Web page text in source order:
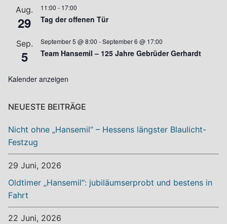
Aug.
29
11:00 - 17:00
Tag der offenen Tür
Sep.
5
September 5 @ 8:00 -September 6 @ 17:00
Team Hansemil – 125 Jahre Gebrüder Gerhardt
Kalender anzeigen
NEUESTE BEITRÄGE
Nicht ohne „Hansemil“ – Hessens längster Blaulicht-
Festzug
29 Juni, 2026
Oldtimer „Hansemil“: jubiläumserprobt und bestens in
Fahrt
22 Juni, 2026